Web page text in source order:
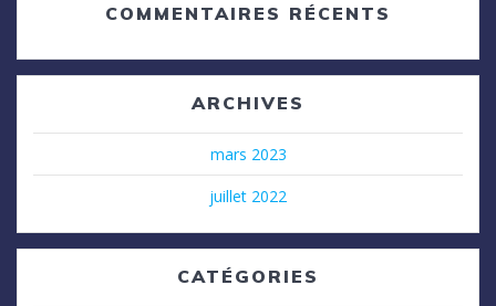
COMMENTAIRES RÉCENTS
ARCHIVES
mars 2023
juillet 2022
CATÉGORIES